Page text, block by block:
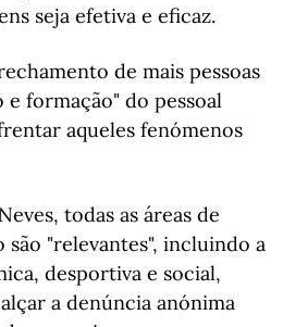
seja efetiva e eficaz.
de mais pessoas
formação" do pessoal
aqueles fenómenos
todas as áreas de
"relevantes", incluindo a
desportiva e social,
a denúncia anónima